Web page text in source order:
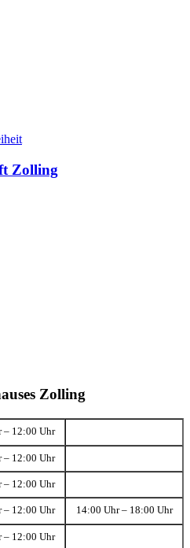
Zolling
Zolling
– 12:00 Uhr
– 12:00 Uhr
– 12:00 Uhr
– 12:00 Uhr 14:00 Uhr – 18:00 Uhr
– 12:00 Uhr